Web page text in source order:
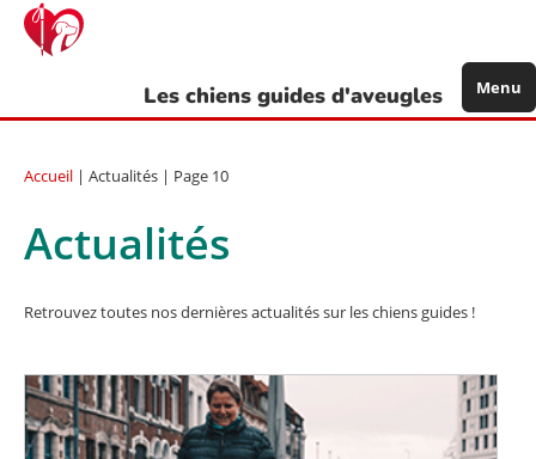
Aller
contenu
Les chiens guides d'aveugles Menu
Accueil | Actualités | Page 10
Actualités
Retrouvez toutes nos dernières actualités sur les chiens guides !